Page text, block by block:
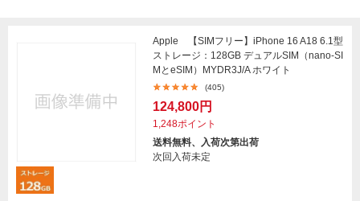
Apple 【SIMフリー】iPhone 16 A18 6.1型
ストレージ：128GB デュアルSIM（nano-SI
MとeSIM）MYDR3J/A ホワイト
(405)
124,800円
1,248ポイント
送料無料、入荷次第出荷
次回入荷未定